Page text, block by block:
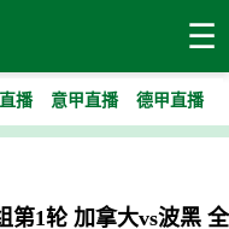
☰
播 意甲直播 德甲直播
第1轮 加拿大vs波黑 全